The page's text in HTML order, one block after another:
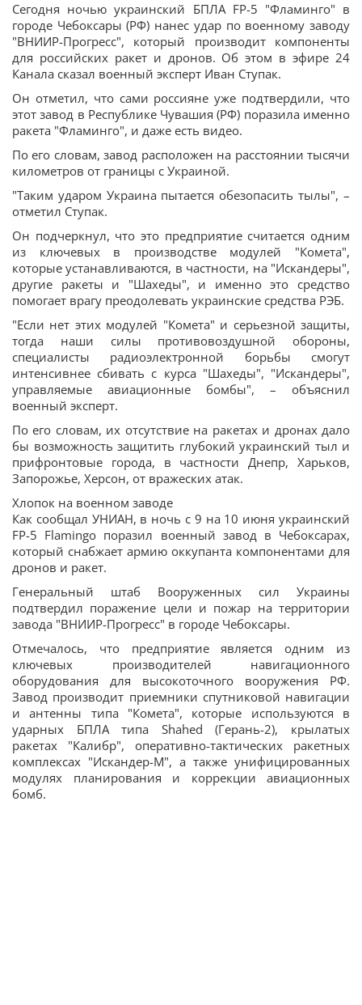
Сегодня ночью украинский БПЛА FP-5 "Фламинго" в
городе Чебоксары (РФ) нанес удар по военному заводу
"ВНИИР-Прогресс", который производит компоненты
для российских ракет и дронов. Об этом в эфире 24
Канала сказал военный эксперт Иван Ступак.
Он отметил, что сами россияне уже подтвердили, что
этот завод в Республике Чувашия (РФ) поразила именно
ракета "Фламинго", и даже есть видео.
По его словам, завод расположен на расстоянии тысячи
километров от границы с Украиной.
"Таким ударом Украина пытается обезопасить тылы", –
отметил Ступак.
Он подчеркнул, что это предприятие считается одним
из ключевых в производстве модулей "Комета",
которые устанавливаются, в частности, на "Искандеры",
другие ракеты и "Шахеды", и именно это средство
помогает врагу преодолевать украинские средства РЭБ.
"Если нет этих модулей "Комета" и серьезной защиты,
тогда наши силы противовоздушной обороны,
специалисты радиоэлектронной борьбы смогут
интенсивнее сбивать с курса "Шахеды", "Искандеры",
управляемые авиационные бомбы", – объяснил
военный эксперт.
По его словам, их отсутствие на ракетах и дронах дало
бы возможность защитить глубокий украинский тыл и
прифронтовые города, в частности Днепр, Харьков,
Запорожье, Херсон, от вражеских атак.
Хлопок на военном заводе
Как сообщал УНИАН, в ночь с 9 на 10 июня украинский
FP-5 Flamingo поразил военный завод в Чебоксарах,
который снабжает армию оккупанта компонентами для
дронов и ракет.
Генеральный штаб Вооруженных сил Украины
подтвердил поражение цели и пожар на территории
завода "ВНИИР-Прогресс" в городе Чебоксары.
Отмечалось, что предприятие является одним из
ключевых производителей навигационного
оборудования для высокоточного вооружения РФ.
Завод производит приемники спутниковой навигации
и антенны типа "Комета", которые используются в
ударных БПЛА типа Shahed (Герань-2), крылатых
ракетах "Калибр", оперативно-тактических ракетных
комплексах "Искандер-М", а также унифицированных
модулях планирования и коррекции авиационных
бомб.